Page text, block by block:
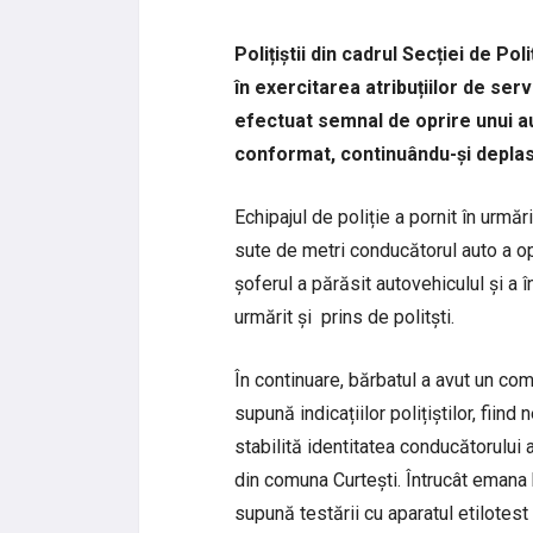
Polițiștii din cadrul Secției de
în exercitarea atribuțiilor de
efectuat semnal de oprire unui
conformat, continuându-și
Echipajul de poliție a pornit în
sute de metri conducătorul auto a
șoferul a părăsit autovehiculul și a
urmărit și prins de politști.
În continuare, bărbatul a avut un
supună indicațiilor polițiștilor, fiind
stabilită identitatea conducătorului
din comuna Curtești. Întrucât
supună testării cu aparatul